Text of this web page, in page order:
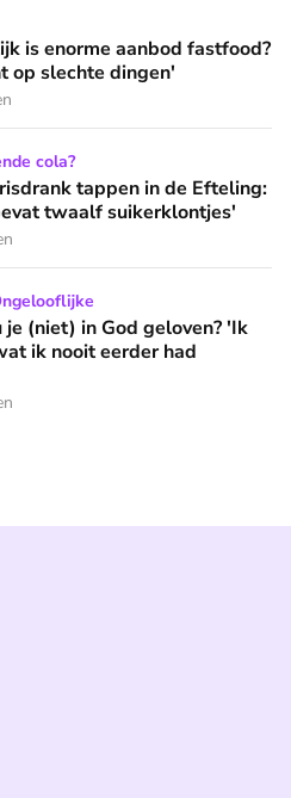
fastfood? 'Je hebt recht
is enorme aanbod fastfood?
op slechte dingen'
in de Efteling: 'Een beker
cola?
tappen in de Efteling:
twaalf suikerklontjes'
geloven? 'Ik voelde iets wat
je (niet) in God geloven? 'Ik
ik nooit eerder had